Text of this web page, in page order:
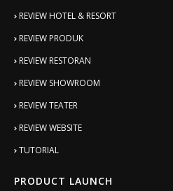
REVIEW HOTEL & RESORT
REVIEW PRODUK
REVIEW RESTORAN
REVIEW SHOWROOM
REVIEW TEATER
REVIEW WEBSITE
TUTORIAL
PRODUCT LAUNCH